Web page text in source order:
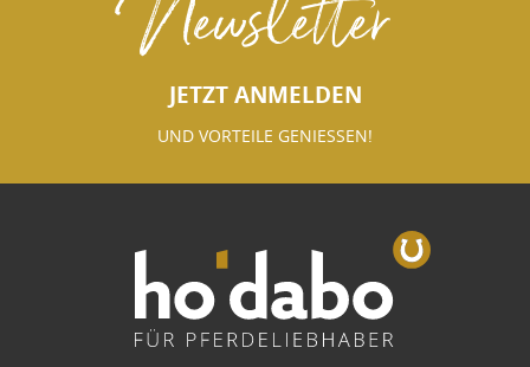
JETZT ANMELDEN
UND VORTEILE GENIESSEN!